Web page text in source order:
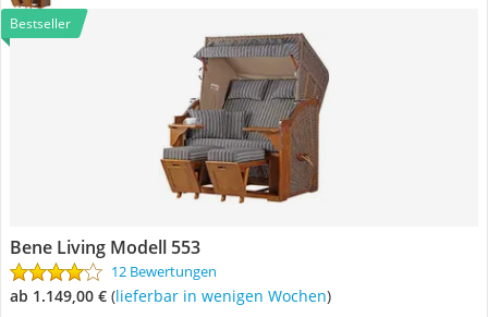
Bestseller
Bene Living Modell 553
12 Bewertungen
ab 1.149,00 € ( Lieferbar in wenigen Wochen)